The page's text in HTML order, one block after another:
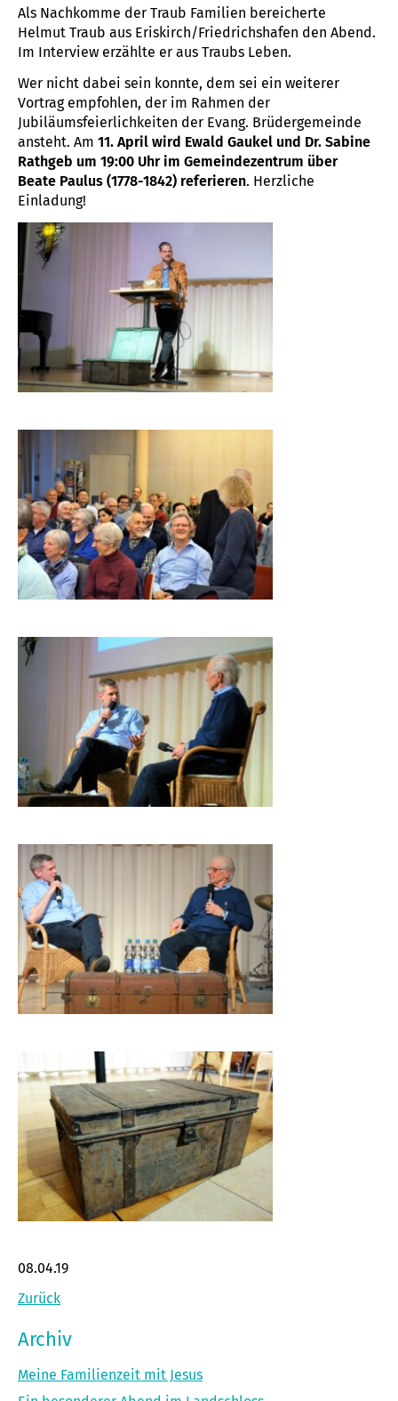
Als Nachkomme der Traub Familien bereicherte
Helmut Traub aus Eriskirch/Friedrichshafen den Abend.
Im Interview erzählte er aus Traubs Leben.
Wer nicht dabei sein konnte, dem sei ein weiterer
Vortrag empfohlen, der im Rahmen der
Jubiläumsfeierlichkeiten der Evang. Brüdergemeinde
ansteht. Am 11. April wird Ewald Gaukel und Dr. Sabine
Rathgeb um 19:00 Uhr im Gemeindezentrum über
Beate Paulus (1778-1842) referieren. Herzliche
Einladung!
08.04.19
Zurück
Archiv
Meine Familienzeit mit Jesus